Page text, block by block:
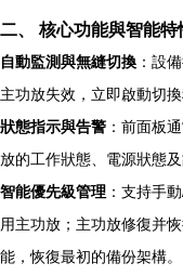
二、 核心功能與智能特
自動監測與無縫切換 ：設
主功放失效，立即啟動切
狀態指示與告警 ：前面板
放的工作狀態、電源狀態
智能優先級管理 ：支持手
用主功放；主功放修復并
能，恢復最初的備份架構。